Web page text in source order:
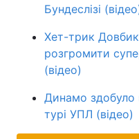
Бундеслізі
Хет-трик
розгромити
(відео)
Динамо здобуло
турі УПЛ (відео)